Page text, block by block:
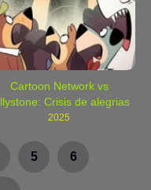
Cartoon Network vs
Crisis de alegrias
infinitas 2025
2025
5 6